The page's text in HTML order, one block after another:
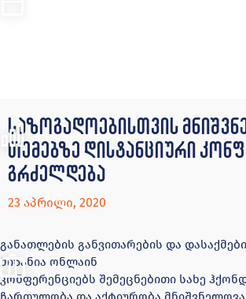
საზოგადოებისთვის
თემებზე დისტანციური
გრძელდება
23 აპრილი, 2020
განათლების განვითარების და
მიზანია ონლაინ
კონფერენციებს შემეცნებითი სახე